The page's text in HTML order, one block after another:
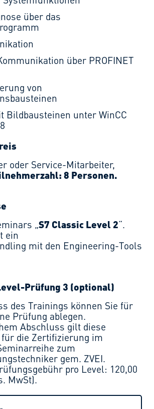
über das
über PROFINET
von
Bildbausteinen unter WinCC
oder Service-Mitarbeiter,
8 Personen.
„S7 Classic Level 2“.
ein
mit den Engineering-Tools
Prüfung 3 (optional)
des Trainings können Sie für
Prüfung ablegen.
Abschluss gilt diese
die Zertifizierung im
zum
gem. ZVEI.
pro Level: 120,00
MwSt).